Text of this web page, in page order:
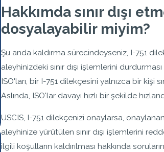
Hakkımda sınır dışı
dosyalayabilir miyim?
Şu anda kaldırma sürecindeyseniz, I-751
aleyhinizdeki sınır dışı işlemlerini
ISO'ları, bir I-751 dilekçesini yalnızca bir
Aslında, ISO'lar davayı hızlı bir şekilde
USCIS, I-751 dilekçenizi onaylarsa,
aleyhinize yürütülen sınır dışı işlemlerini
ilgili koşulların kaldırılması hakkında